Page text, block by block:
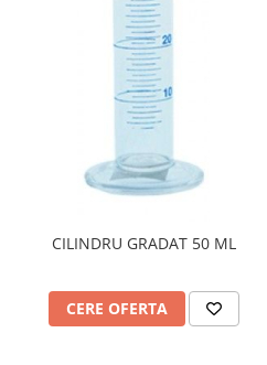
CILINDRU GRADAT 50 ML
CERE OFERTA